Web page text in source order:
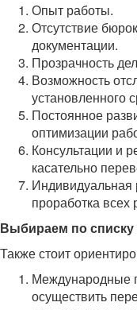
Опыт работы.
Отсутствие
документации.
Прозрачность
Возможность
установленного
Постоянное
оптимизации
Консультации и
касательно
Индивидуальная
проработка всех
Выбираем по
Также стоит
Международные
осуществить